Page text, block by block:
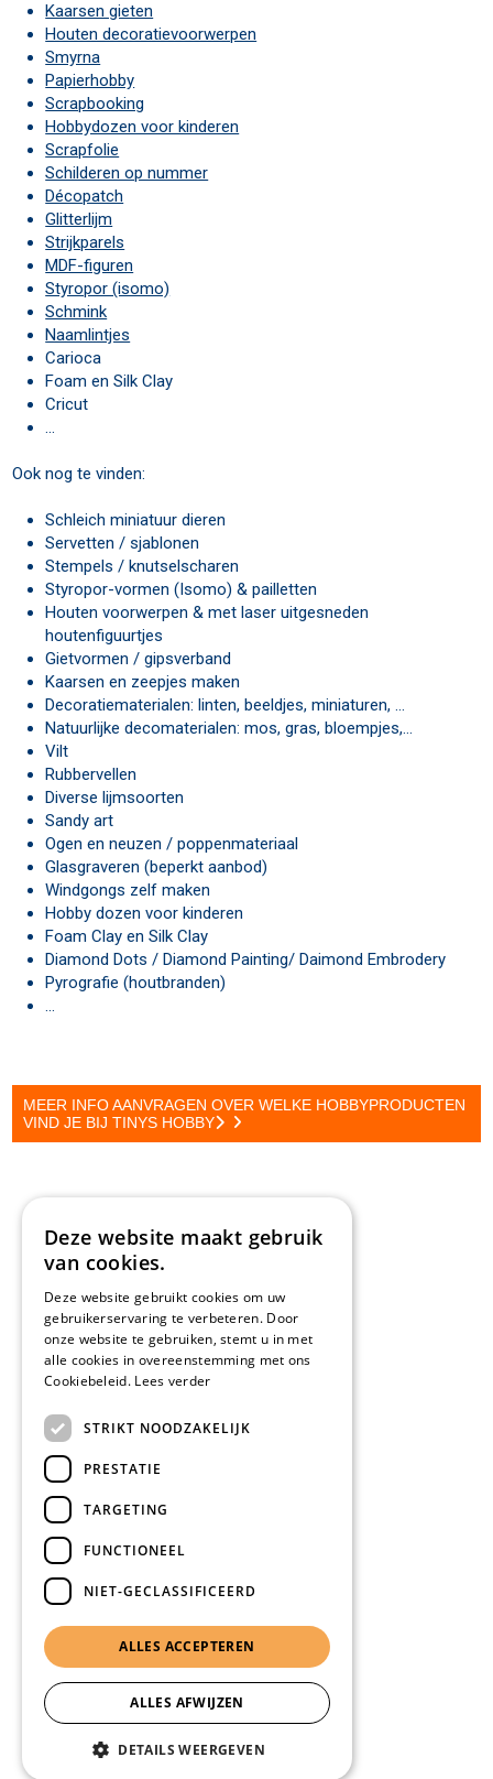
Kaarsen gieten
Houten decoratievoorwerpen
Smyrna
Papierhobby
Scrapbooking
Hobbydozen voor kinderen
Scrapfolie
Schilderen op nummer
Décopatch
Glitterlijm
Strijkparels
MDF-figuren
Styropor (isomo)
Schmink
Naamlintjes
Carioca
Foam en Silk Clay
Cricut
...
Ook nog te vinden:
Schleich miniatuur dieren
Servetten / sjablonen
Stempels / knutselscharen
Styropor-vormen (Isomo) & pailletten
Houten voorwerpen & met laser uitgesneden
houtenfiguurtjes
Gietvormen / gipsverband
Kaarsen en zeepjes maken
Decoratiematerialen: linten, beeldjes, miniaturen, …
Natuurlijke decomaterialen: mos, gras, bloempjes,…
Vilt
Rubbervellen
Diverse lijmsoorten
Sandy art
Ogen en neuzen / poppenmateriaal
Glasgraveren (beperkt aanbod)
Windgongs zelf maken
Hobby dozen voor kinderen
Foam Clay en Silk Clay
Diamond Dots / Diamond Painting/ Daimond Embrodery
Pyrografie (houtbranden)
...
MEER INFO AANVRAGEN OVER WELKE HOBBYPRODUCTEN
VIND JE BIJ TINYS HOBBY
Deze website maakt gebruik
van cookies.
Deze website gebruikt cookies om uw
gebruikerservaring te verbeteren. Door
onze website te gebruiken, stemt u in met
alle cookies in overeenstemming met ons
Cookiebeleid. Lees verder
STRIKT NOODZAKELIJK
PRESTATIE
TARGETING
FUNCTIONEEL
NIET-GECLASSIFICEERD
ALLES ACCEPTEREN
ALLES AFWIJZEN
DETAILS WEERGEVEN